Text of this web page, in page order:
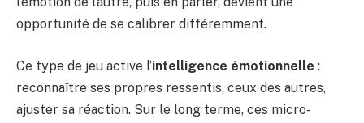
opportunité de se calibrer différemment.
Ce type de jeu active l’intelligence émotionnelle :
reconnaître ses propres ressentis, ceux des autres,
ajuster sa réaction. Sur le long terme, ces micro-